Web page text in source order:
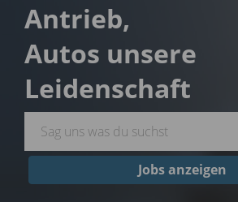
Antrieb,
Autos unsere
Leidenschaft
Jobs anzeigen